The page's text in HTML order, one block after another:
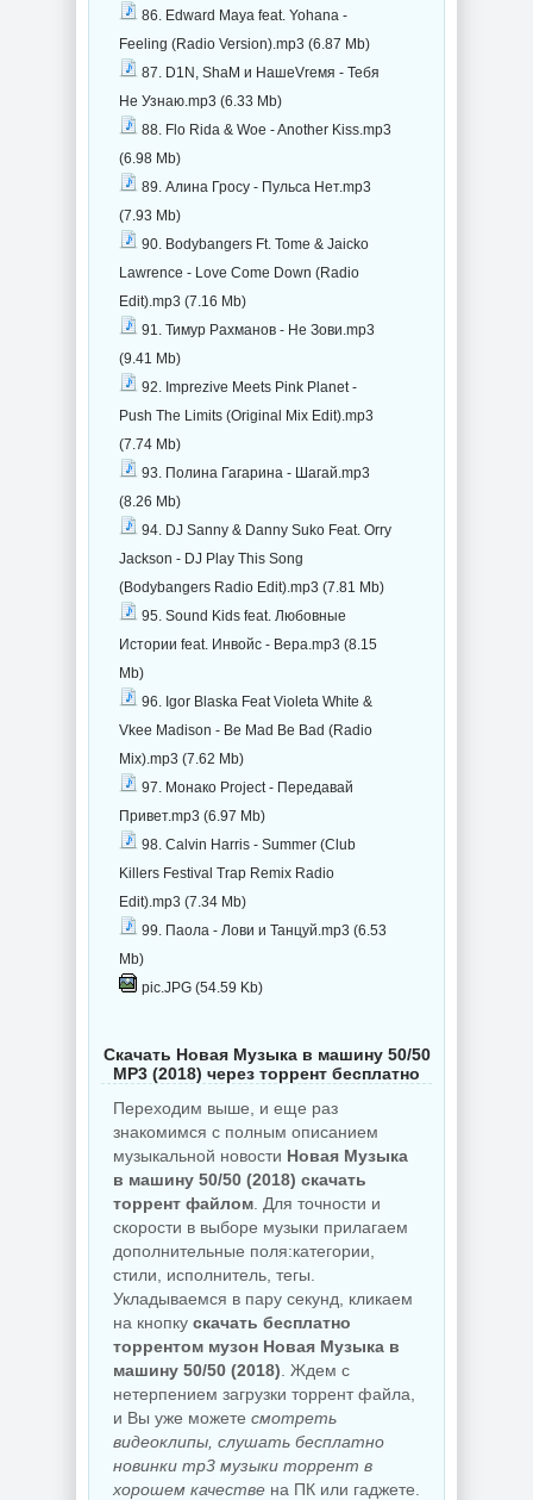
86. Edward Maya feat. Yohana -
Feeling (Radio Version).mp3 (6.87 Mb)
87. D1N, ShaM и НашеVrемя - Тебя
Не Узнаю.mp3 (6.33 Mb)
88. Flo Rida & Woe - Another Kiss.mp3
(6.98 Mb)
89. Алина Гросу - Пульса Нет.mp3
(7.93 Mb)
90. Bodybangers Ft. Tome & Jaicko
Lawrence - Love Come Down (Radio
Edit).mp3 (7.16 Mb)
91. Тимур Рахманов - Не Зови.mp3
(9.41 Mb)
92. Imprezive Meets Pink Planet -
Push The Limits (Original Mix Edit).mp3
(7.74 Mb)
93. Полина Гагарина - Шагай.mp3
(8.26 Mb)
94. DJ Sanny & Danny Suko Feat. Orry
Jackson - DJ Play This Song
(Bodybangers Radio Edit).mp3 (7.81 Mb)
95. Sound Kids feat. Любовные
Истории feat. Инвойс - Вера.mp3 (8.15
Mb)
96. Igor Blaska Feat Violeta White &
Vkee Madison - Be Mad Be Bad (Radio
Mix).mp3 (7.62 Mb)
97. Монако Project - Передавай
Привет.mp3 (6.97 Mb)
98. Calvin Harris - Summer (Club
Killers Festival Trap Remix Radio
Edit).mp3 (7.34 Mb)
99. Паола - Лови и Танцуй.mp3 (6.53
Mb)
pic.JPG (54.59 Kb)
Скачать Новая Музыка в машину 50/50
MP3 (2018) через торрент бесплатно
Переходим выше, и еще раз
знакомимся с полным описанием
музыкальной новости Новая Музыка
в машину 50/50 (2018) скачать
торрент файлом . Для точности и
скорости в выборе музыки прилагаем
дополнительные поля:категории,
стили, исполнитель, тегы.
Укладываемся в пару секунд, кликаем
на кнопку скачать бесплатно
торрентом музон Новая Музыка в
машину 50/50 (2018) . Ждем с
нетерпением загрузки торрент файла,
и Вы уже можете смотреть
видеоклипы, слушать бесплатно
новинки mp3 музыки торрент в
хорошем качестве на ПК или гаджете.